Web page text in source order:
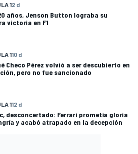
12 d
años, Jenson Button lograba su
victoria en F1
110 d
Checo Pérez volvió a ser descubierto en
pero no fue sancionado
112 d
desconcertado: Ferrari prometía gloria
y acabó atrapado en la decepción